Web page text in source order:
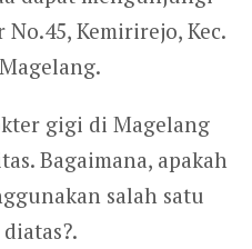
No.45, Kemirirejo, Kec.
gigi di Magelang
Bagaimana, apakah
salah satu